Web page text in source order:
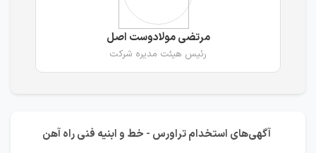
مرتضی مولادوست اصل
رئیس هیئت مدیره شرکت
آگهی‌های استخدام تراورس - خط و ابنیه فنی راه آهن